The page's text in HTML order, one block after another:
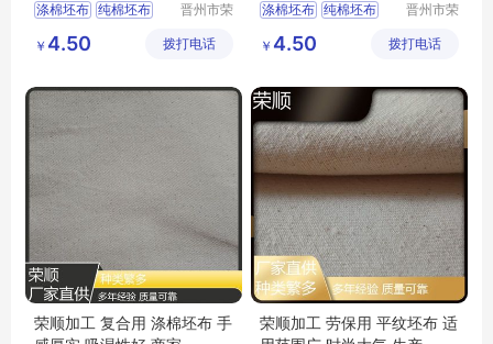
涤棉坯布 纯棉坯布
涤棉起绒布
平纹坯布
晋州市荣
限公司
￥ 4.50 拨打电话
涤棉坯布 纯棉坯布
涤棉起绒布
平纹坯布
晋州市荣
限公司
￥ 4.50 拨打电话
荣顺加工 复合用 涤棉坯布 手
荣顺加工 劳保用 平纹坯布 适